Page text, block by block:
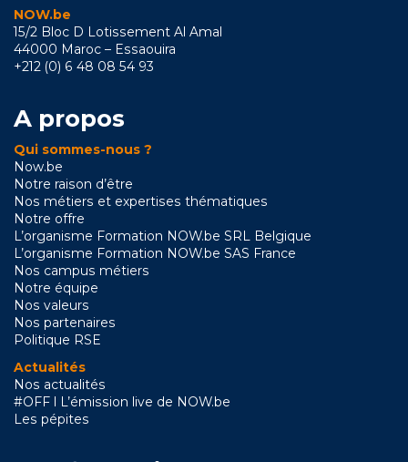
NOW.be
15/2 Bloc D Lotissement Al Amal
44000 Maroc – Essaouira
+212 (0) 6 48 08 54 93
A propos
Qui sommes-nous ?
Now.be
Notre raison d’être
Nos métiers et expertises thématiques
Notre offre
L’organisme Formation NOW.be SRL Belgique
L’organisme Formation NOW.be SAS France
Nos campus métiers
Notre équipe
Nos valeurs
Nos partenaires
Politique RSE
Actualités
Nos actualités
#OFF l L’émission live de NOW.be
Les pépites